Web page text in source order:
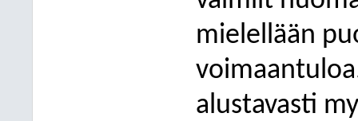
mielellään
alustavasti